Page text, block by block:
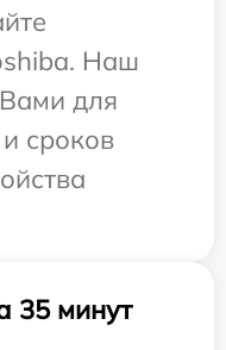
Наш
для
сроков
35 минут